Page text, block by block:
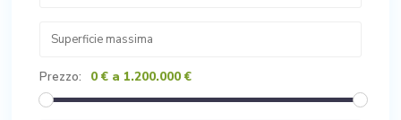
Prezzo: 0 € a 1.200.000 €